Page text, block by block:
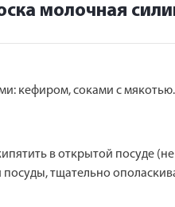
молочная
кефиром, соками с мякотью.
в открытой посуде
тщательно